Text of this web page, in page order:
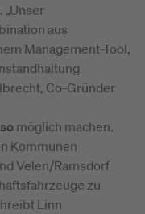
aus
Management-Tool,
Co-Gründer
möglich machen.
Kommunen
Velen/Ramsdorf
zu
Linn